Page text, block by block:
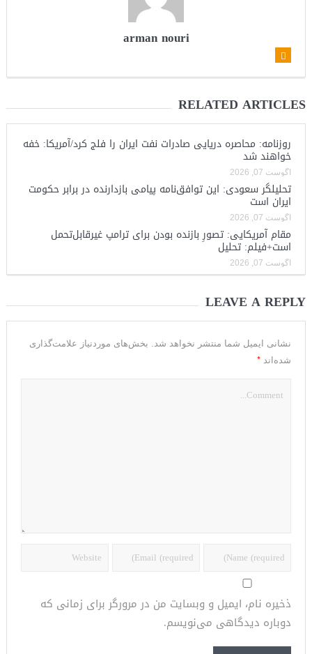
arman nouri
RELATED ARTICLES
روزنامه: محاصره دریایی صادرات نفت ایران را فلج کرد/آمریکا: خفه
خواهند شد
آگوست 07, 2026
تحلیلگر سعودی: این توافق‌نامه پیامی بازدارنده در برابر حکومت
ایران است
آگوست 07, 2026
مقام آمریکایی: تصورِ بازنده بودن برای ترامپ غیرقابل‌تحمل
است+فیلم: تحلیل
آگوست 07, 2026
LEAVE A REPLY
نشانی ایمیل شما منتشر نخواهد شد.
بخش‌های موردنیاز علامت‌گذاری
شده‌اند *
ذخیره نام، ایمیل و وبسایت من در مرورگر برای زمانی که
دوباره دیدگاهی می‌نویسم.